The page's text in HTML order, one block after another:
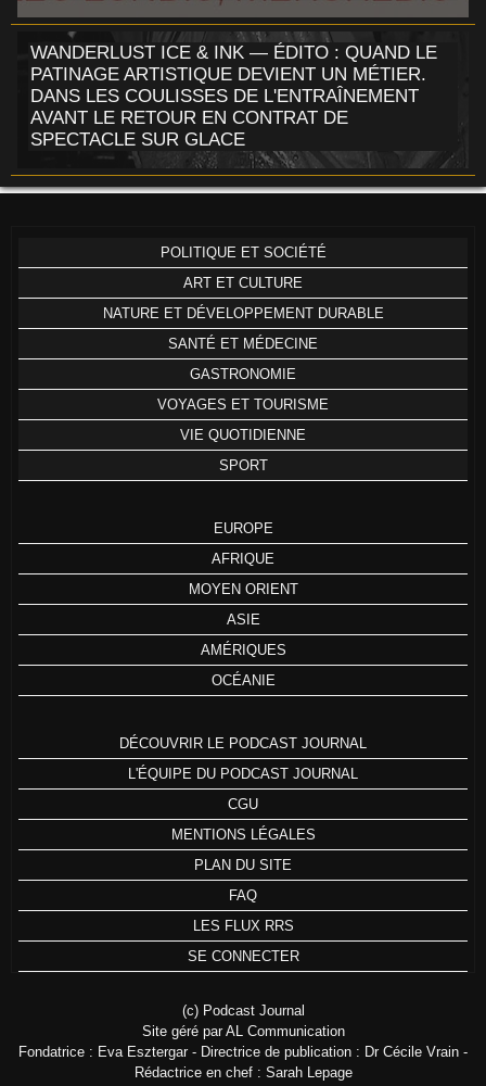
WANDERLUST ICE & INK — ÉDITO : QUAND LE
PATINAGE ARTISTIQUE DEVIENT UN MÉTIER.
DANS LES COULISSES DE L'ENTRAÎNEMENT
AVANT LE RETOUR EN CONTRAT DE
SPECTACLE SUR GLACE
POLITIQUE ET SOCIÉTÉ
ART ET CULTURE
NATURE ET DÉVELOPPEMENT DURABLE
SANTÉ ET MÉDECINE
GASTRONOMIE
VOYAGES ET TOURISME
VIE QUOTIDIENNE
SPORT
EUROPE
AFRIQUE
MOYEN ORIENT
ASIE
AMÉRIQUES
OCÉANIE
DÉCOUVRIR LE PODCAST JOURNAL
L'ÉQUIPE DU PODCAST JOURNAL
CGU
MENTIONS LÉGALES
PLAN DU SITE
FAQ
LES FLUX RRS
SE CONNECTER
(c) Podcast Journal
Site géré par AL Communication
Fondatrice : Eva Esztergar - Directrice de publication : Dr Cécile Vrain -
Rédactrice en chef : Sarah Lepage